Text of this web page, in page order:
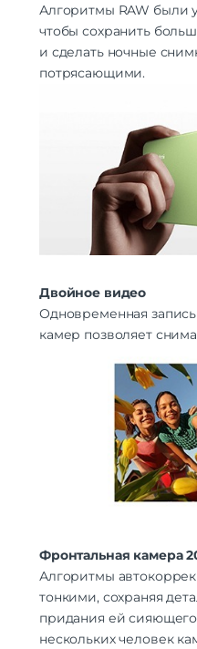
Алгоритмы RAW были
чтобы сохранить
и сделать ночные
потрясающими.
Двойное видео
Одновременная
камер позволяет
Фронтальная камера
Алгоритмы
тонкими, сохраняя
придания ей
нескольких человек